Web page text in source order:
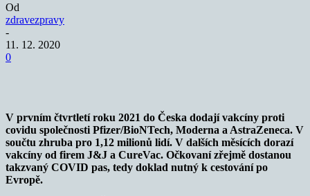
Od
zdravezpravy
-
11. 12. 2020
0
V prvním čtvrtletí roku 2021 do Česka dodají vakcíny proti
covidu společnosti Pfizer/BioNTech, Moderna a AstraZeneca. V
součtu zhruba pro 1,12 milionů lidí. V dalších měsících dorazí
vakcíny od firem J&J a CureVac. Očkovaní zřejmě dostanou
takzvaný COVID pas, tedy doklad nutný k cestování po
Evropě.